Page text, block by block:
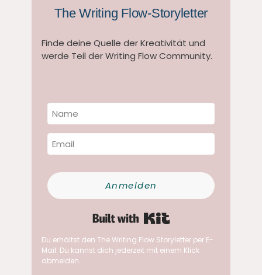
The Writing Flow-Storyletter
Finde deine Quelle der Kreativität und
werde Teil der Writing Flow Community.
Anmelden
Du erhältst den The Writing Flow Storyletter per E-
Mail. Du kannst dich jederzeit mit einem Klick
abmelden.